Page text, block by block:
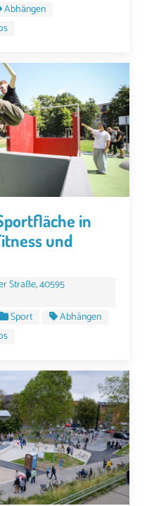
Abhängen
in
und
Straße, 40595
Sport
Abhängen